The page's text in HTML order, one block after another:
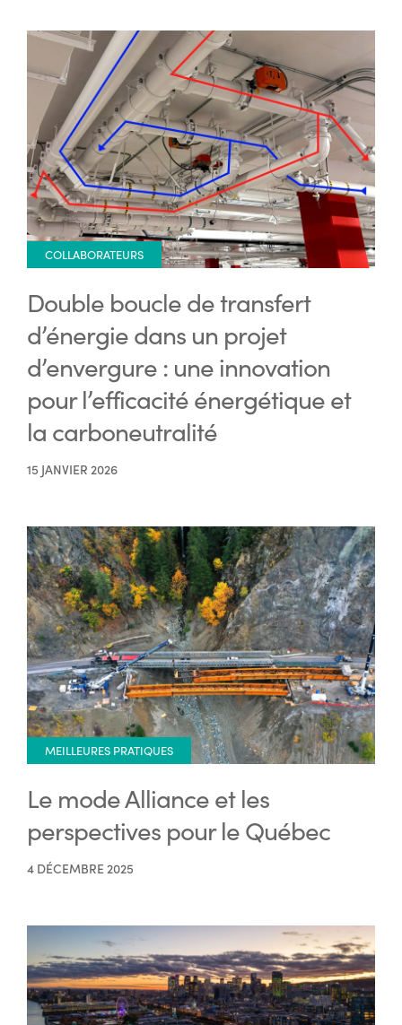
COLLABORATEURS
Double boucle de transfert
d’énergie dans un projet
d’envergure : une innovation
pour l’efficacité énergétique et
la carboneutralité
15 JANVIER 2026
MEILLEURES PRATIQUES
Le mode Alliance et les
perspectives pour le Québec
4 DÉCEMBRE 2025